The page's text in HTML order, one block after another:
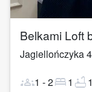
Belkami Loft
Jagiellończyka 4
groups1 -2bed1 bathtub1